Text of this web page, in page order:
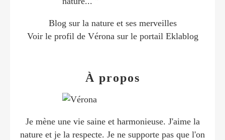
Blog sur la nature et ses merveilles
Voir le profil de Véronasur le portail Eklablog
À propos
Je mène une vie saine et harmonieuse. J'aime la
nature et je la respecte. Je ne supporte pas que l'on